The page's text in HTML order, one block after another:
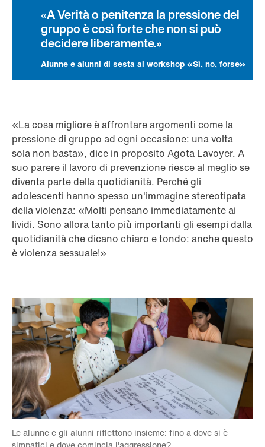
A Verità o penitenza la pressione del
gruppo è così forte che non si può
decidere liberamente.
Alunne e alunni di sesta al workshop «Sì, no, forse»
«La cosa migliore è affrontare argomenti come la
pressione di gruppo ad ogni occasione: una volta
sola non basta», dice in proposito Agota Lavoyer. A
suo parere il lavoro di prevenzione riesce al meglio se
diventa parte della quotidianità. Perché gli
adolescenti hanno spesso un'immagine stereotipata
della violenza: «Molti pensano immediatamente ai
lividi. Sono allora tanto più importanti gli esempi dalla
quotidianità che dicano chiaro e tondo: anche questo
è violenza sessuale!»
Le alunne e gli alunni riflettono insieme: fino a dove si è